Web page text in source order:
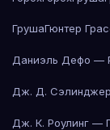
ГрушаГюнтер
Даниэль Дефо —
Дж. Д.
Дж. К. Роулинг —